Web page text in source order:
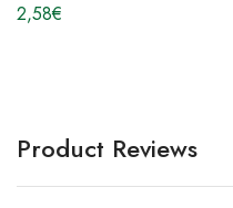
2,58€
Product Reviews